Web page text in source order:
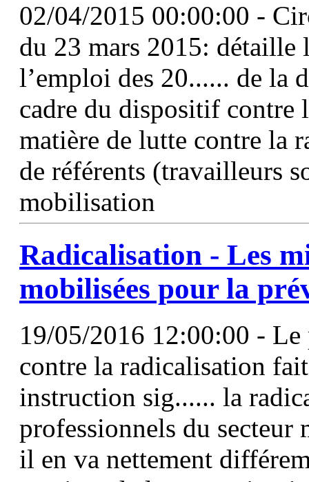
02/04/2015 00:00:00 -
du 23 mars 2015: détaille
l’emploi des 20...... de la
cadre du dispositif contre
matière de lutte contre la
de référents (travailleurs
mobilisation
Radicalisation - Les
mobilisées pour la
19/05/2016 12:00:00 -
contre la radicalisation
instruction sig...... la
professionnels du secteur
il en va nettement